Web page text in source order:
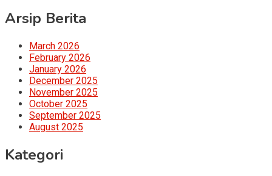
Arsip Berita
March 2026
February 2026
January 2026
December 2025
November 2025
October 2025
September 2025
August 2025
Kategori